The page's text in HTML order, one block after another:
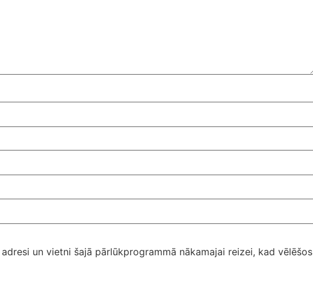
un vietni šajā pārlūkprogrammā nākamajai reizei, kad vēlēšos